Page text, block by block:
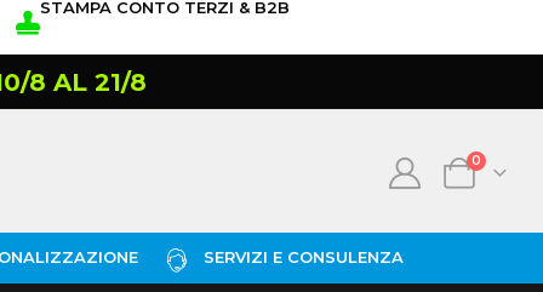
STAMPA CONTO TERZI & B2B
8 AL 21/8
0
SERVIZI E CONSULENZA